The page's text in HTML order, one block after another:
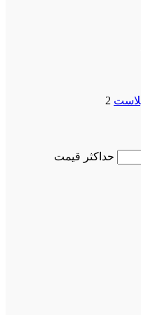
2
حداکثر قیمت